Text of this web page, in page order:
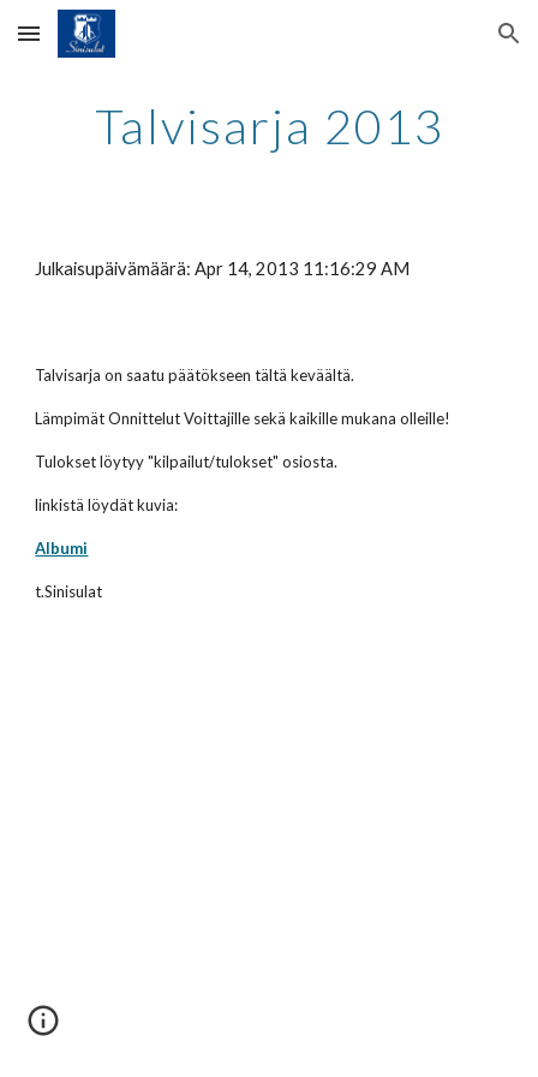
Skip to main content Skip to navigation
Talvisarja 2013
Julkaisupäivämäärä: Apr 14, 2013 11:16:29 AM
Talvisarja on saatu päätökseen tältä keväältä.
Lämpimät Onnittelut Voittajille sekä kaikille mukana olleille!
Tulokset löytyy "kilpailut/tulokset" osiosta.
linkistä löydät kuvia:
Albumi
t.Sinisulat